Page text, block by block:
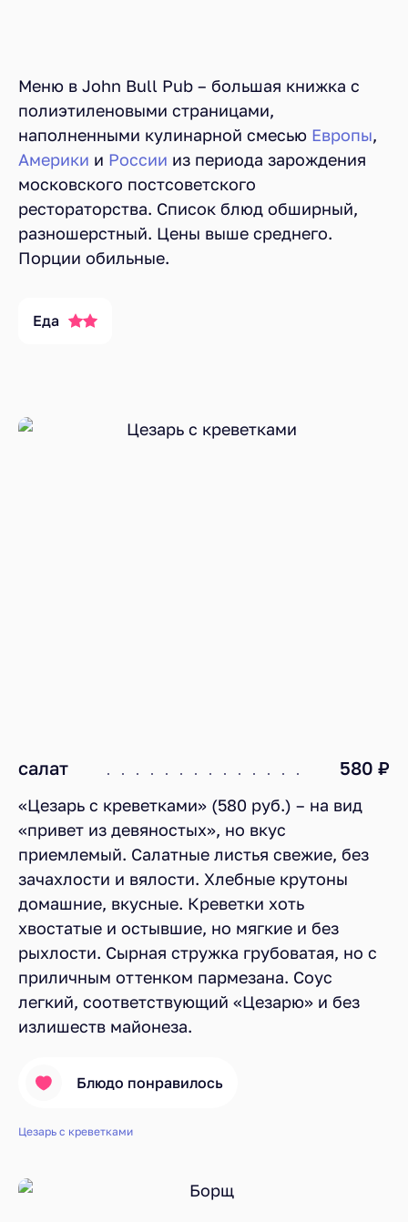
Меню в John Bull Pub – большая книжка с
полиэтиленовыми страницами,
наполненными кулинарной смесью Европы,
Америки и России из периода зарождения
московского постсоветского
рестораторства. Список блюд обширный,
разношерстный. Цены выше среднего.
Порции обильные.
Еда
салат 580 ₽
«Цезарь с креветками» (580 руб.) – на вид
«привет из девяностых», но вкус
приемлемый. Салатные листья свежие, без
зачахлости и вялости. Хлебные крутоны
домашние, вкусные. Креветки хоть
хвостатые и остывшие, но мягкие и без
рыхлости. Сырная стружка грубоватая, но с
приличным оттенком пармезана. Соус
легкий, соответствующий «Цезарю» и без
излишеств майонеза.
Блюдо понравилось
Цезарь с креветками